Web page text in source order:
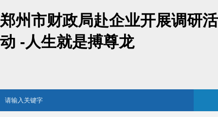
郑州市财政局赴企业开展调研活
动 -人生就是搏尊龙